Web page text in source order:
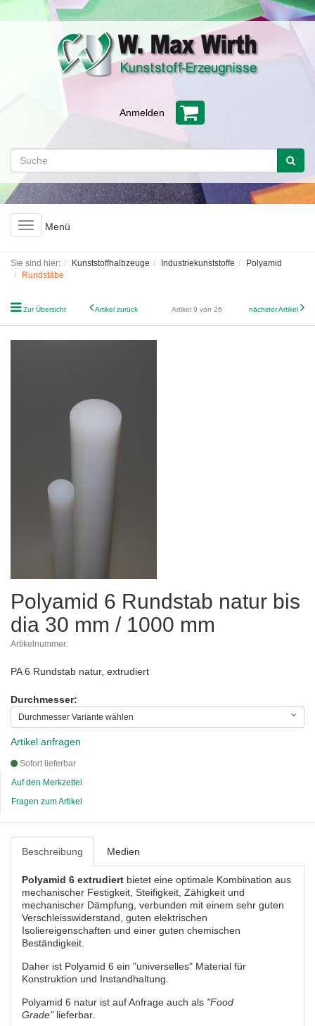
Anmelden
Toggle
navigation
Menü
Sie sind hier: Kunststoffhalbzeuge Industriekunststoffe
Polyamid
Rundstäbe
Zur Übersicht Artikel zurück Artikel 9 von 26 nächster Artikel
Polyamid 6 Rundstab natur bis
dia 30 mm / 1000 mm
Artikelnummer:
PA 6 Rundstab natur, extrudiert
Durchmesser:
Durchmesser Variante wählen
Artikel anfragen
Sofort lieferbar
Auf den Merkzettel
Fragen zum Artikel
Beschreibung Medien
Polyamid 6 extrudiert bietet eine optimale Kombination aus
mechanischer Festigkeit, Steifigkeit, Zähigkeit und
mechanischer Dämpfung, verbunden mit einem sehr guten
Verschleisswiderstand, guten elektrischen
Isoliereigenschaften und einer guten chemischen
Beständigkeit.
Daher ist Polyamid 6 ein "universelles" Material für
Konstruktion und Instandhaltung.
Polyamid 6 natur ist auf Anfrage auch als "Food
Grade"lieferbar.